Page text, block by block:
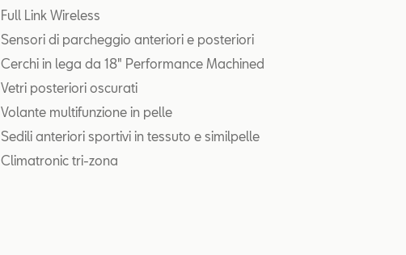
Full Link Wireless
Sensori di parcheggio anteriori e posteriori
Cerchi in lega da 18" Performance Machined
Vetri posteriori oscurati
Volante multifunzione in pelle
Sedili anteriori sportivi in tessuto e similpelle
Climatronic tri-zona